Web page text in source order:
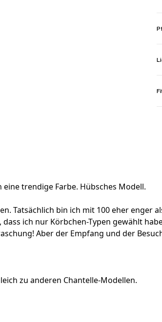
trendige Farbe. Hübsches Modell.
Tatsächlich bin ich mit 100 eher enger
ich nur Körbchen-Typen gewählt
Aber der Empfang und der
zu anderen Chantelle-Modellen.